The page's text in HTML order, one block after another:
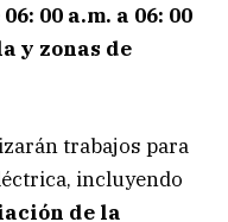
00 a.m. a 06: 00
y zonas de
trabajos para
incluyendo
de la